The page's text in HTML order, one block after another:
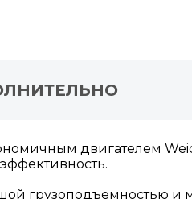
двигателем
грузоподъемностью